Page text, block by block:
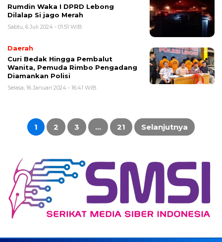
Rumdin Waka I DPRD Lebong
Dilalap Si jago Merah
Sabtu, 6 Juli 2024 - 01:51 WIB
Daerah
Curi Bedak Hingga Pembalut
Wanita, Pemuda Rimbo Pengadang
Diamankan Polisi
Selasa, 16 Januari 2024 - 16:41 WIB
Paginasi
pos
1 2 3 … 21 Selanjutnya